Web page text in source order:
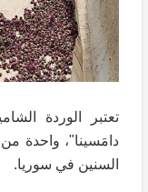
تعتبر الوردة
دامَسينا"، واحدة
السنين في سوريا.